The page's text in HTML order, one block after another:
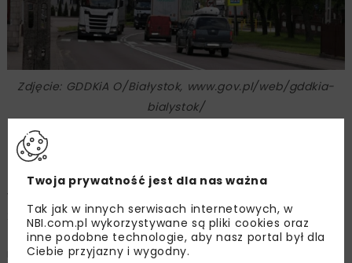
Zdjęcie: GDDKiA O/Białystok, www.gov.pl/web/gddkia-
bialystok/
Pierwszy z dwóch etapów
W ramach umowy zawartej z firmą Budimex w maju
2021 r. powstanie jednojezdniowa obwodnica o długości
4,23 km. Poprowadzona będzie po wschodniej stronie
miejscowości. Realizacja obwodnicy Sztabina rozpocznie
Twoja prywatność jest dla nas ważna
Tak jak w innych serwisach internetowych, w
NBI.com.pl wykorzystywane są pliki cookies oraz
inne podobne technologie, aby nasz portal był dla
Ciebie przyjazny i wygodny.